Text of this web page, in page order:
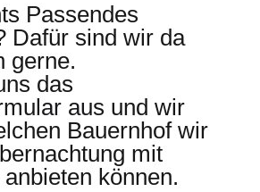
Passendes
Dafür sind wir da
gerne.
das
aus und wir
Bauernhof wir
mit
können.